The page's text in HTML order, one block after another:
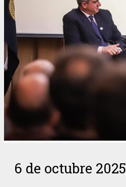
6 de octubre 2025